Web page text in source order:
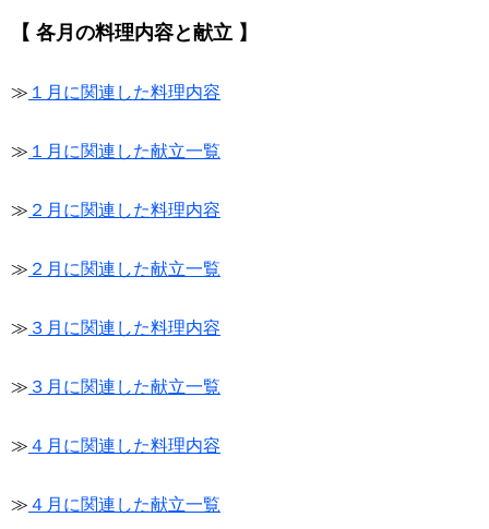
【 各月の料理内容と献立 】
≫ １月に関連した料理内容
≫ １月に関連した献立一覧
≫ ２月に関連した料理内容
≫ ２月に関連した献立一覧
≫ ３月に関連した料理内容
≫ ３月に関連した献立一覧
≫ ４月に関連した料理内容
≫ ４月に関連した献立一覧